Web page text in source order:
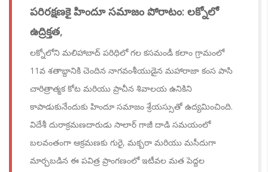
పరిరక్షణకై హిందూ సమాజం పోరాటం: లక్నోలో
ఉద్రిక్తత,
లక్నోలోని మలిహాబాద్ పరిధిలో గల కసమండీ కలాం గ్రామంలో
11వ శతాబ్దానికి చెందిన నాగవంశీయుడైన మహారాజా కంస పాసి
చారిత్రాత్మక కోట మరియు ప్రాచీన శివాలయ ఉనికిని
కాపాడుకునేందుకు హిందూ సమాజం శ్రేయస్సుతో ఉద్యమించింది.
విదేశీ దురాక్రమణదారుడు సాలార్ గాజీ దాడి సమయంలో
బలవంతంగా ఆక్రమణకు గురై, మక్బరా మరియు మసీదుగా
మార్చబడిన ఈ పవిత్ర ప్రాంగణంలో ఇటీవల మత పెద్దల